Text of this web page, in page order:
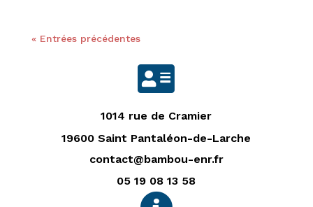
« Entrées précédentes

1014 rue de Cramier
19600 Saint Pantaléon-de-Larche
contact@bambou-enr.fr
05 19 08 13 58